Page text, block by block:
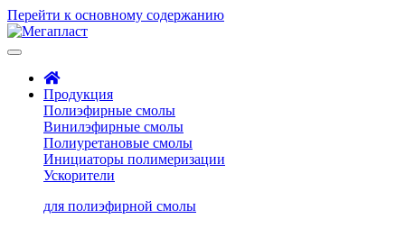
Перейти к основному содержанию
Продукция
Полиэфирные смолы
Винилэфирные смолы
Полиуретановые смолы
Инициаторы полимеризации
Ускорители
для полиэфирной смолы